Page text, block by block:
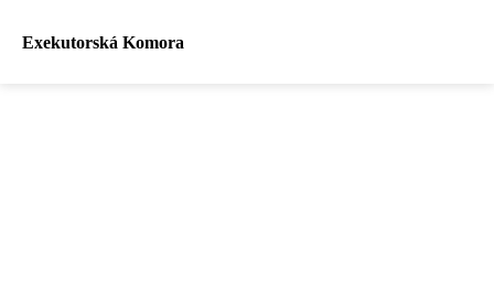
Exekutorská Komora